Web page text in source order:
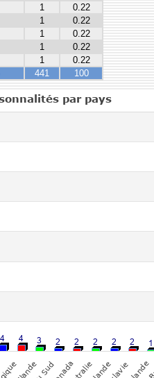
1
0.22
1
0.22
1
0.22
1
0.22
1
0.22
441 100